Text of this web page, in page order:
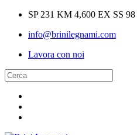
SP 231 KM 4,600 EX SS
info@brinilegnami.com
Lavora con noi